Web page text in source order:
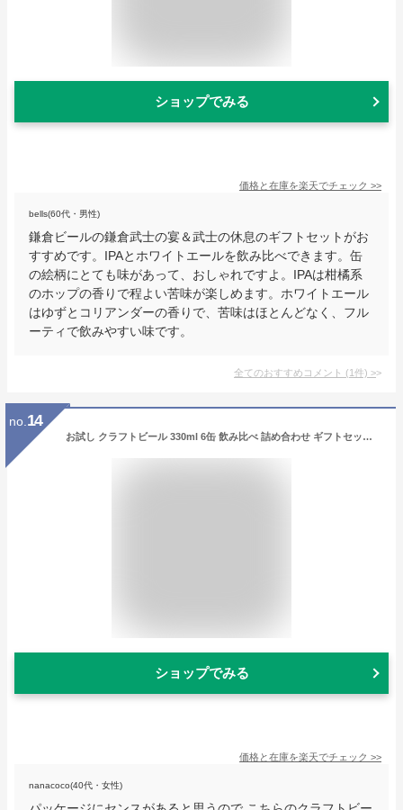
ショップでみる
価格と在庫を楽天でチェック >>
bells(60代・男性)
鎌倉ビールの鎌倉武士の宴＆武士の休息のギフトセットがお
すすめです。IPAとホワイトエールを飲み比べできます。缶
の絵柄にとても味があって、おしゃれですよ。IPAは柑橘系
のホップの香りで程よい苦味が楽しめます。ホワイトエール
はゆずとコリアンダーの香りで、苦味はほとんどなく、フル
ーティで飲みやすい味です。
全てのおすすめコメント (1件) >
no. 14
お試し クラフトビール 330ml 6缶 飲み比べ 詰め合わせ ギフトセット クラフト ビール 地ビール ギフト プレゼント 母の日 内祝い お返し 缶ビール 国産 宮城 川崎 ビール缶 クラフトビールギフト クラフトビール飲み比べセット 誕生日 ビール6本 フォレストブルーイング
ショップでみる
価格と在庫を楽天でチェック >>
nanacoco(40代・女性)